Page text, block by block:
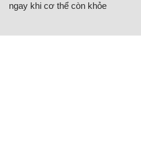
ngay khi cơ thể còn khỏe